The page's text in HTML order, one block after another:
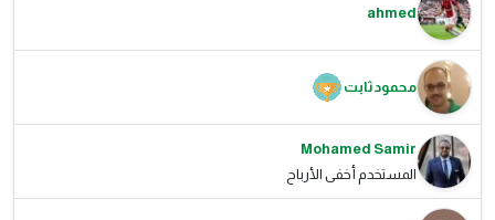
ahmed
محمود ثابت
Mohamed Samir
المستخدم أخفى الأرباح